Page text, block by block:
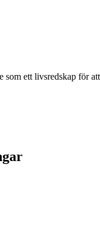
ett livsredskap för